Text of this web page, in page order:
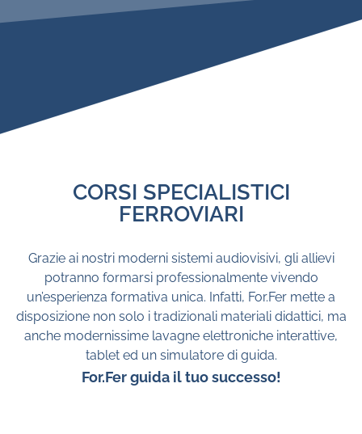
CORSI SPECIALISTICI
FERROVIARI
Grazie ai nostri moderni sistemi audiovisivi, gli allievi
potranno formarsi professionalmente vivendo
un’esperienza formativa unica. Infatti, For.Fer mette a
disposizione non solo i tradizionali materiali didattici, ma
anche modernissime lavagne elettroniche interattive,
tablet ed un simulatore di guida.
For.Fer guida il tuo successo!